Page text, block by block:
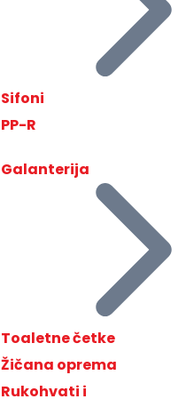
Sifoni
PP-R
Galanterija
Toaletne četke
Žičana oprema
Rukohvati i